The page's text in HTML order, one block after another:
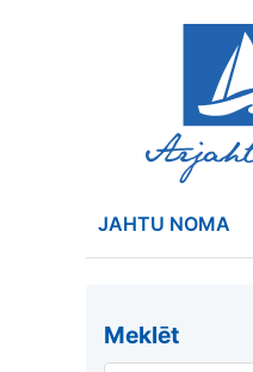
JAHTU NOMA
Meklēt